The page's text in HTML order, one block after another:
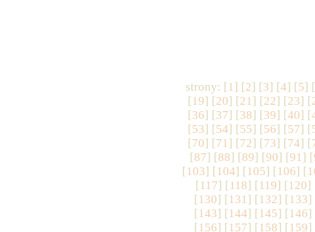
strony: [1] [2] [3] [4] [5] [
[19] [20] [21] [22] [23] [
[36] [37] [38] [39] [40] [
[53] [54] [55] [56] [57] [
[70] [71] [72] [73] [74] [
[87] [88] [89] [90] [91] [
[103] [104] [105] [106] [
[117] [118] [119] [120]
[130] [131] [132] [133]
[143] [144] [145] [146]
[156] [157] [158] [159]